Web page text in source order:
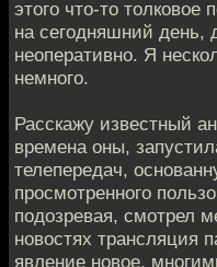
этого что-то толковое
на сегодняшний день,
неоперативно. Я
немного.
Расскажу известный
времена оны,
телепередач,
просмотренного
подозревая, смотрел
новостях трансляция
явление новое,